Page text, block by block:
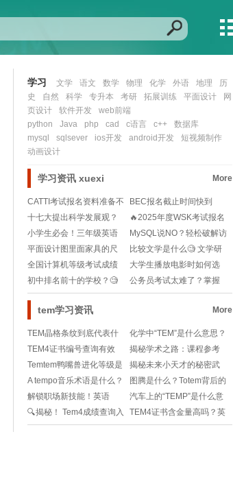
学习 文学 语文 数学 物理 化学 外语 地理
历
史
自然 科学 专升本 考研 拓展训练 平面设计
网
页设计
软件开发
web前端
python
Java php cad c语言 c++
数据库
mysql
sqlsever ios开发 android开发
短视频制作
动画设计
学习资讯 xuexi More
CATTI考试报名资料准备不
全？这些关键
BEC报名截止时间快到
了？如何快速完成报
十七大提出科学发展观？
📚那些年的政策解读
🔥2025年度WSK考试报名
时间大揭秘！
小学生必会！三年级英语
单词发音指南pho
MySQL说NO？轻松破解访
问难题！ 해
平面设计图里面家具的尺
寸是多少🧐如何正确
比较文学是什么🧐 文学研
究的新视角，快来
全国计算机等级考试成绩
怎么查？官网查询步
大学生播放电影时如何选
择教育意义深刻的影
初中排名前十的学校？🧐
如何选择适合孩子的
公务员考试太难了？掌握
这些“法术”轻松上
tem学习资讯 More
TEM晶格条纹到底代表什
么？小白也能看懂的原理
科普！
化学中“TEM”是什么意思？
学霸都懂的热门知识点！
TEM4证书编号查询有效
期？四八级英语专业考试
时间+成绩查询攻略！
揭秘学术之路：课程参考
文献指南📚📊
Temtem鸭嘴兽进化等级是
多少？新手必看的进阶攻
略！
揭秘未来小天才的秘密武
器：STEM课程的奇幻之
旅!
A tempo音乐术语是什么？
不懂乐理的我该如何快速
掌握？
图腾是什么？Totem背后的
文化意义你了解吗？快来
一探究竟！
解锁职场新技能！英语
TEM证书：你的全球通行
证🔑📚
汽车上的“TEMP”是什么意
思？新手司机必看！
🔍揭秘！ Tem4成绩查询入
口，一触即达🏆
TEM4证书含金量高吗？英
语专业学生必看！